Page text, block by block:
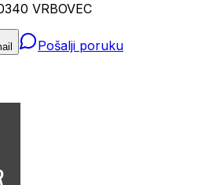
VRBOVEC
Pošalji poruku